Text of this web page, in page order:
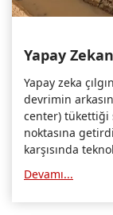
Yapay
Yapay zeka
devrimin
center) tükettiği
noktasına
karşısında
yeni bir kılavuz
Devamı...